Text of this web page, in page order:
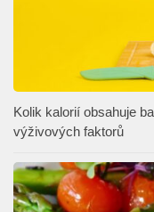
Kolik kalorií obsahuje
výživových faktorů